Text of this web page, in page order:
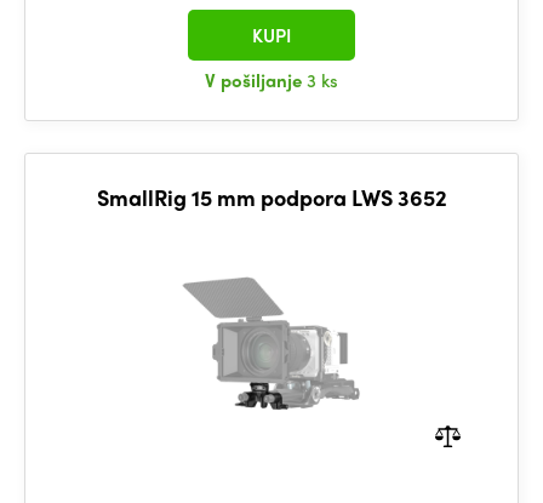
V pošiljanje3 ks
KUPI
SmallRig 15 mm podpora LWS 3652